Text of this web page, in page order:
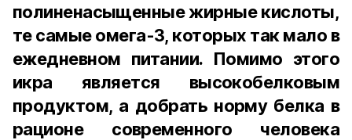
полиненасыщенные жирные кислоты,
те самые омега-3, которых так мало в
ежедневном питании. Помимо этого
икра является высокобелковым
продуктом, а добрать норму белка в
рационе современного человека